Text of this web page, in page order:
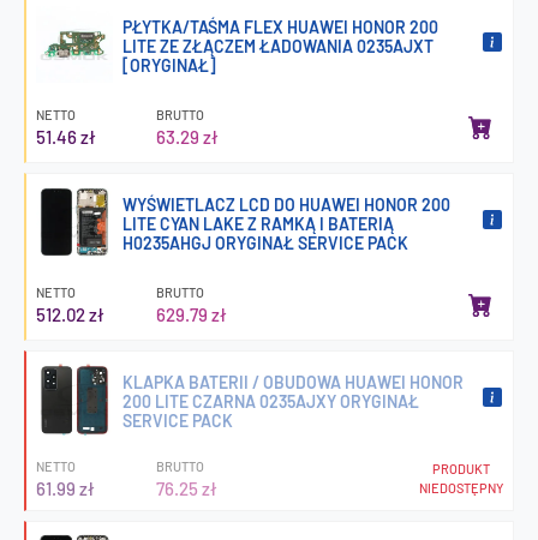
PŁYTKA/TAŚMA FLEX HUAWEI HONOR 200
LITE ZE ZŁĄCZEM ŁADOWANIA 0235AJXT
[ORYGINAŁ]
NETTO
51.46 zł
BRUTTO
63.29 zł
WYŚWIETLACZ LCD DO HUAWEI HONOR 200
LITE CYAN LAKE Z RAMKĄ I BATERIĄ
H0235AHGJ ORYGINAŁ SERVICE PACK
NETTO
512.02 zł
BRUTTO
629.79 zł
KLAPKA BATERII / OBUDOWA HUAWEI HONOR
200 LITE CZARNA 0235AJXY ORYGINAŁ
SERVICE PACK
NETTO
61.99 zł
BRUTTO
76.25 zł
PRODUKT
NIEDOSTĘPNY